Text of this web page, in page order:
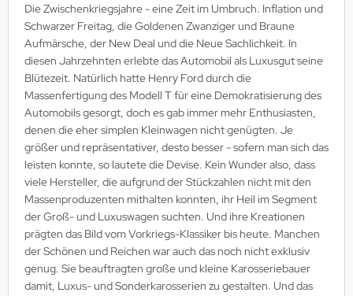
Die Zwischenkriegsjahre - eine Zeit im Umbruch. Inflation und
Schwarzer Freitag, die Goldenen Zwanziger und Braune
Aufmärsche, der New Deal und die Neue Sachlichkeit. In
diesen Jahrzehnten erlebte das Automobil als Luxusgut seine
Blütezeit. Natürlich hatte Henry Ford durch die
Massenfertigung des Modell T für eine Demokratisierung des
Automobils gesorgt, doch es gab immer mehr Enthusiasten,
denen die eher simplen Kleinwagen nicht genügten. Je
größer und repräsentativer, desto besser - sofern man sich das
leisten konnte, so lautete die Devise. Kein Wunder also, dass
viele Hersteller, die aufgrund der Stückzahlen nicht mit den
Massenproduzenten mithalten konnten, ihr Heil im Segment
der Groß- und Luxuswagen suchten. Und ihre Kreationen
prägten das Bild vom Vorkriegs-Klassiker bis heute. Manchen
der Schönen und Reichen war auch das noch nicht exklusiv
genug. Sie beauftragten große und kleine Karosseriebauer
damit, Luxus- und Sonderkarosserien zu gestalten. Und das
/ Winkelried Verlag
Hobby Verlag
Verlag
History Facts Verlag
& Bolts Verlag
Milizverlag
Verlag
Tracts Publishing